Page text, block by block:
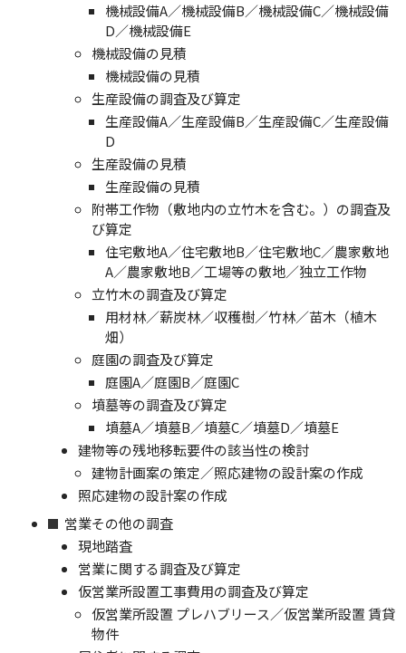
機械設備A／機械設備B／機械設備C／機械設備
D／機械設備E
機械設備の見積
機械設備の見積
生産設備の調査及び算定
生産設備A／生産設備B／生産設備C／生産設備
D
生産設備の見積
生産設備の見積
附帯工作物（敷地内の立竹木を含む。）の調査及
び算定
住宅敷地A／住宅敷地B／住宅敷地C／農家敷地
A／農家敷地B／工場等の敷地／独立工作物
立竹木の調査及び算定
用材林／薪炭林／収穫樹／竹林／苗木（植木
畑）
庭園の調査及び算定
庭園A／庭園B／庭園C
墳墓等の調査及び算定
墳墓A／墳墓B／墳墓C／墳墓D／墳墓E
建物等の残地移転要件の該当性の検討
建物計画案の策定／照応建物の設計案の作成
照応建物の設計案の作成
営業その他の調査
現地踏査
営業に関する調査及び算定
仮営業所設置工事費用の調査及び算定
仮営業所設置 プレハブリース／仮営業所設置 賃貸
物件